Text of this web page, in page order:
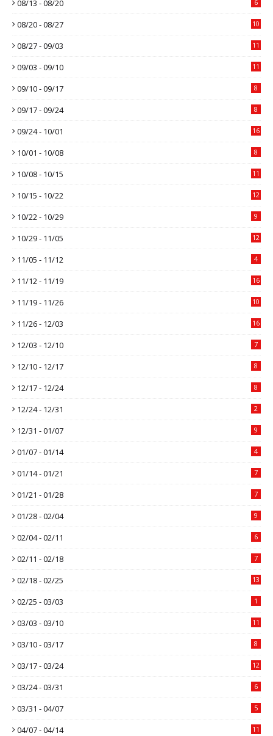
08/13 - 08/20 6
08/20 - 08/27 10
08/27 - 09/03 11
09/03 - 09/10 11
09/10 - 09/17 8
09/17 - 09/24 8
09/24 - 10/01 16
10/01 - 10/08 8
10/08 - 10/15 11
10/15 - 10/22 12
10/22 - 10/29 9
10/29 - 11/05 12
11/05 - 11/12 4
11/12 - 11/19 16
11/19 - 11/26 10
11/26 - 12/03 16
12/03 - 12/10 7
12/10 - 12/17 8
12/17 - 12/24 8
12/24 - 12/31 2
12/31 - 01/07 9
01/07 - 01/14 4
01/14 - 01/21 7
01/21 - 01/28 7
01/28 - 02/04 9
02/04 - 02/11 6
02/11 - 02/18 7
02/18 - 02/25 13
02/25 - 03/03 1
03/03 - 03/10 11
03/10 - 03/17 8
03/17 - 03/24 12
03/24 - 03/31 6
03/31 - 04/07 5
04/07 - 04/14 11